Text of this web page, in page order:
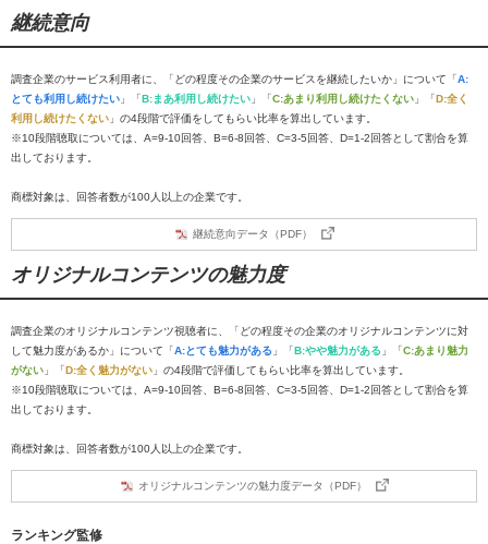
継続意向
調査企業のサービス利用者に、「どの程度その企業のサービスを継続したいか」について「A:
とても利用し続けたい 」「B:まあ利用し続けたい 」「C:あまり利用し続けたくない 」「D:全く
利用し続けたくない 」の4段階で評価をしてもらい比率を算出しています。
※10段階聴取については、A=9-10回答、B=6-8回答、C=3-5回答、D=1-2回答として割合を算
出しております。
商標対象は、回答者数が100人以上の企業です。
継続意向データ（PDF）
オリジナルコンテンツの魅力度
調査企業のオリジナルコンテンツ視聴者に、「どの程度その企業のオリジナルコンテンツに対
して魅力度があるか」について「A:とても魅力がある 」「B:やや魅力がある 」「C:あまり魅力
がない 」「D:全く魅力がない 」の4段階で評価してもらい比率を算出しています。
※10段階聴取については、A=9-10回答、B=6-8回答、C=3-5回答、D=1-2回答として割合を算
出しております。
商標対象は、回答者数が100人以上の企業です。
オリジナルコンテンツの魅力度データ（PDF）
ランキング監修